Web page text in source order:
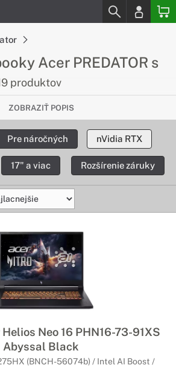
Acer PREDATOR s
produktov
skvelou grafickou
RTX
Acer Predator s vynikajúcou
Nvidia RTX.
ZOBRAZIŤ POPIS
Pre náročných nVidia RTX
17" a viac Rozšírenie záruky
Neo 16 PHN16-73-91XS
Abyssal Black
(BNCH-56074b) / Intel AI Boost /